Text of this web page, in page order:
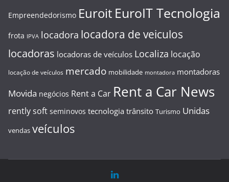
Empreendedorismo Euroit EuroIT Tecnologia
frota IPVA locadora locadora de veiculos
locadoras locadoras de veículos Localiza locação
locação de veículos mercado mobilidade montadora montadoras
Movida negócios Rent a Car Rent a Car News
rently soft seminovos tecnologia trânsito Turismo Unidas
vendas veículos